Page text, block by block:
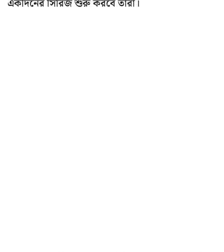
একদিনের সিরিজ শুরু করবে তারা।